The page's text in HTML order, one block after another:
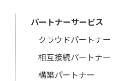
パートナーサービス
クラウドパートナー
相互接続パートナー
構築パートナー